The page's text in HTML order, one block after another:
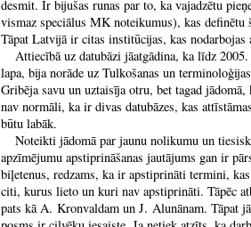
desmit. Ir bijušas runas par to, ka vajadzētu
vismaz speciālus MK noteikumus), kas definētu
Tāpat Latvijā ir citas institūcijas, kas
Attiecībā uz datubāzi jāatgādina, ka līdz
lapa, bija norāde uz Tulkošanas un
Gribēja savu un uztaisīja otru, bet tagad
nav normāli, ka ir divas datubāzes, kas
būtu labāk.
Noteikti jādomā par jaunu nolikumu un
apzīmējumu apstiprināšanas jautājums gan ir
biļetenus, redzams, ka ir apstiprināti termini,
citi, kurus lieto un kuri nav apstiprināti. Tāpēc
pats kā A. Kronvaldam un J. Alunānam. Tāpat